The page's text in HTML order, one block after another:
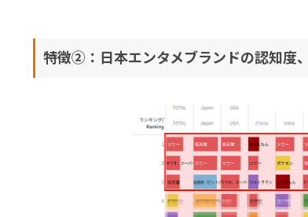
特徴②：日本エンタメブランドの認知度